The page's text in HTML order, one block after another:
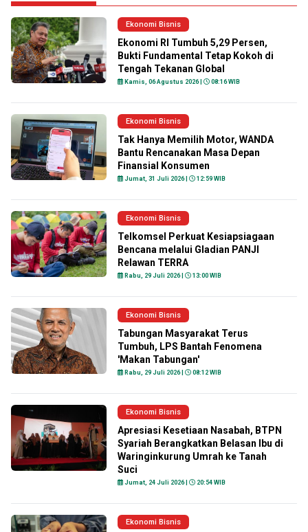
Ekonomi Bisnis
Ekonomi RI Tumbuh 5,29 Persen,
Bukti Fundamental Tetap Kokoh di
Tengah Tekanan Global
Kamis, 06 Agustus 2026 | 08:16 WIB
Ekonomi Bisnis
Tak Hanya Memilih Motor, WANDA
Bantu Rencanakan Masa Depan
Finansial Konsumen
Jumat, 31 Juli 2026 | 12:59 WIB
Ekonomi Bisnis
Telkomsel Perkuat Kesiapsiagaan
Bencana melalui Gladian PANJI
Relawan TERRA
Rabu, 29 Juli 2026 | 13:00 WIB
Ekonomi Bisnis
Tabungan Masyarakat Terus
Tumbuh, LPS Bantah Fenomena
'Makan Tabungan'
Rabu, 29 Juli 2026 | 08:12 WIB
Ekonomi Bisnis
Apresiasi Kesetiaan Nasabah, BTPN
Syariah Berangkatkan Belasan Ibu di
Waringinkurung Umrah ke Tanah
Suci
Jumat, 24 Juli 2026 | 20:54 WIB
Ekonomi Bisnis